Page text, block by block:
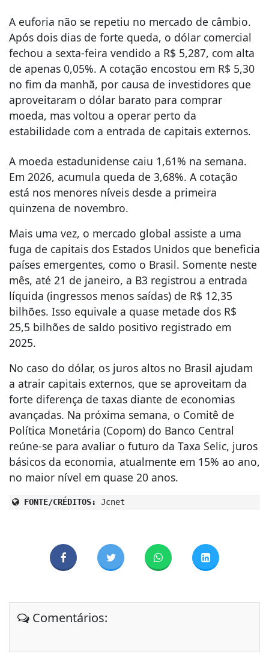
A euforia não se repetiu no mercado de câmbio.
Após dois dias de forte queda, o dólar comercial
fechou a sexta-feira vendido a R$ 5,287, com alta
de apenas 0,05%. A cotação encostou em R$ 5,30
no fim da manhã, por causa de investidores que
aproveitaram o dólar barato para comprar
moeda, mas voltou a operar perto da
estabilidade com a entrada de capitais externos.
A moeda estadunidense caiu 1,61% na semana.
Em 2026, acumula queda de 3,68%. A cotação
está nos menores níveis desde a primeira
quinzena de novembro.
Mais uma vez, o mercado global assiste a uma
fuga de capitais dos Estados Unidos que beneficia
países emergentes, como o Brasil. Somente neste
mês, até 21 de janeiro, a B3 registrou a entrada
líquida (ingressos menos saídas) de R$ 12,35
bilhões. Isso equivale a quase metade dos R$
25,5 bilhões de saldo positivo registrado em
2025.
No caso do dólar, os juros altos no Brasil ajudam
a atrair capitais externos, que se aproveitam da
forte diferença de taxas diante de economias
avançadas. Na próxima semana, o Comitê de
Política Monetária (Copom) do Banco Central
reúne-se para avaliar o futuro da Taxa Selic, juros
básicos da economia, atualmente em 15% ao ano,
no maior nível em quase 20 anos.
FONTE/CRÉDITOS: Jcnet
Comentários: